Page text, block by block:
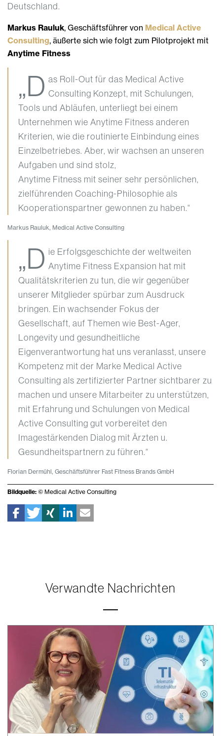
Deutschland.
Markus Rauluk, Geschäftsführer von Medical Active
Consulting, äußerte sich wie folgt zum Pilotprojekt mit
Anytime Fitness
„D as Roll-Out für das Medical Active
Consulting Konzept, mit Schulungen,
Tools und Abläufen, unterliegt bei einem
Unternehmen wie Anytime Fitness anderen
Kriterien, wie die routinierte Einbindung eines
Einzelbetriebes. Aber, wir wachsen an unseren
Aufgaben und sind stolz,
Anytime Fitness mit seiner sehr persönlichen,
zielführenden Coaching-Philosophie als
Kooperationspartner gewonnen zu haben.“
Markus Rauluk, Medical Active Consulting
„D ie Erfolgsgeschichte der weltweiten
Anytime Fitness Expansion hat mit
Qualitätskriterien zu tun, die wir gegenüber
unserer Mitglieder spürbar zum Ausdruck
bringen. Ein wachsender Fokus der
Gesellschaft, auf Themen wie Best-Ager,
Longevity und gesundheitliche
Eigenverantwortung hat uns veranlasst, unsere
Kompetenz mit der Marke Medical Active
Consulting als zertifizierter Partner sichtbarer zu
machen und unsere Mitarbeiter zu unterstützen,
mit Erfahrung und Schulungen von Medical
Active Consulting gut vorbereitet den
Imagestärkenden Dialog mit Ärzten u.
Gesundheitspartnern zu führen.“
Florian Dermühl, Geschäftsführer Fast Fitness Brands GmbH
Bildquelle: © Medical Active Consulting
Verwandte Nachrichten